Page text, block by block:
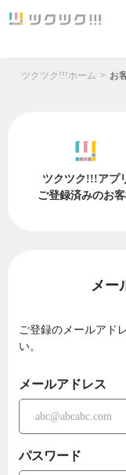
ツクツク!!!ホーム お
ツクツク!!!アプ
ご登録済みのお
メー
ご登録のメールアド
い。
メールアドレス
パスワード